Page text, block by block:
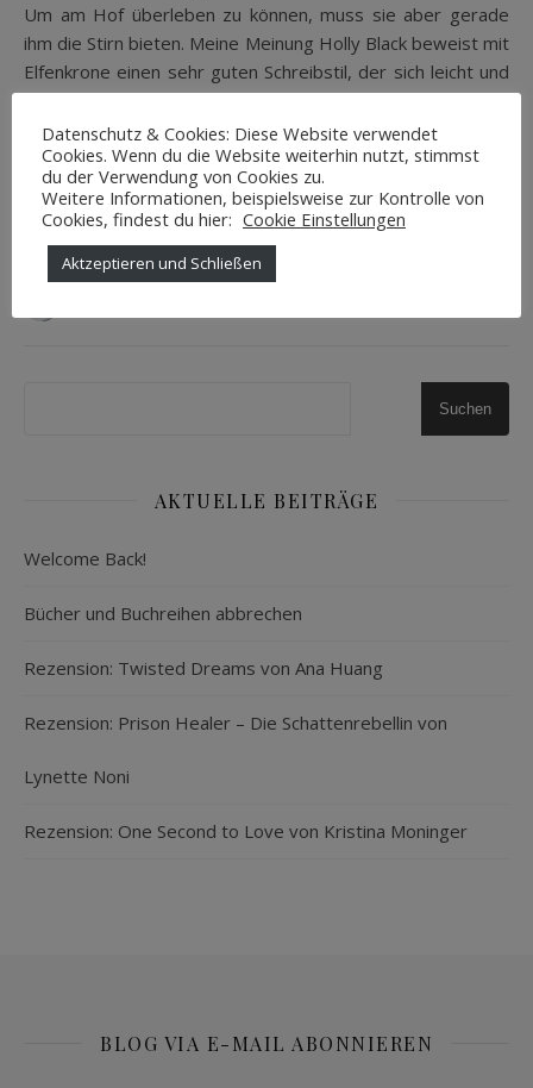
Um am Hof überleben zu können, muss sie aber gerade
ihm die Stirn bieten. Meine Meinung Holly Black beweist mit
Elfenkrone einen sehr guten Schreibstil, der sich leicht und
flüssig lesen lässt. Ab der ersten Seite hat mich die Story
mitgerissen. Sie schafft…
WEITERLESEN
Suchen
AKTUELLE BEITRÄGE
Welcome Back!
Bücher und Buchreihen abbrechen
Rezension: Twisted Dreams von Ana Huang
Rezension: Prison Healer – Die Schattenrebellin von
Lynette Noni
Rezension: One Second to Love von Kristina Moninger
BLOG VIA E-MAIL ABONNIEREN
Datenschutz & Cookies: Diese Website verwendet
Cookies. Wenn du die Website weiterhin nutzt, stimmst
du der Verwendung von Cookies zu.
Weitere Informationen, beispielsweise zur Kontrolle von
Cookies, findest du hier: Cookie Einstellungen
Aktzeptieren und Schließen